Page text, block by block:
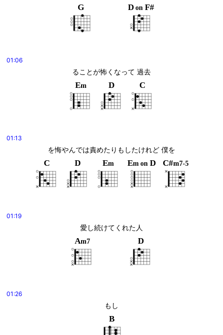
G D on F#
01:06
ることが怖くなって 過去
Em D C
01:13
を悔やんでは責めたりもしたけれど 僕を
C D Em Em on D C#m7-5
01:19
愛し続けてくれた人
Am7 D
01:26
もし
B